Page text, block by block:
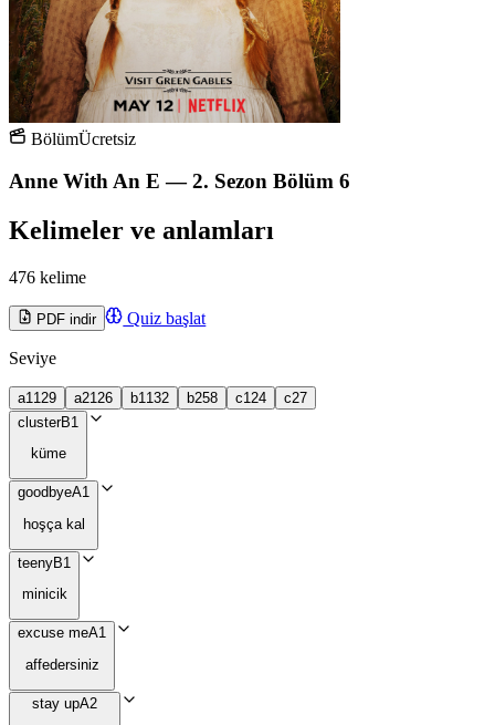
BölümÜcretsiz
Anne With An E — 2. Sezon Bölüm 6
Kelimeler ve anlamları
476 kelime
PDF indir Quiz başlat
Seviye
a1 129 a2126 b1 132 b258 c1 24 c27
clusterB1
küme
goodbyeA1
hoşça kal
teenyB1
minicik
excuse meA1
affedersiniz
stay upA2